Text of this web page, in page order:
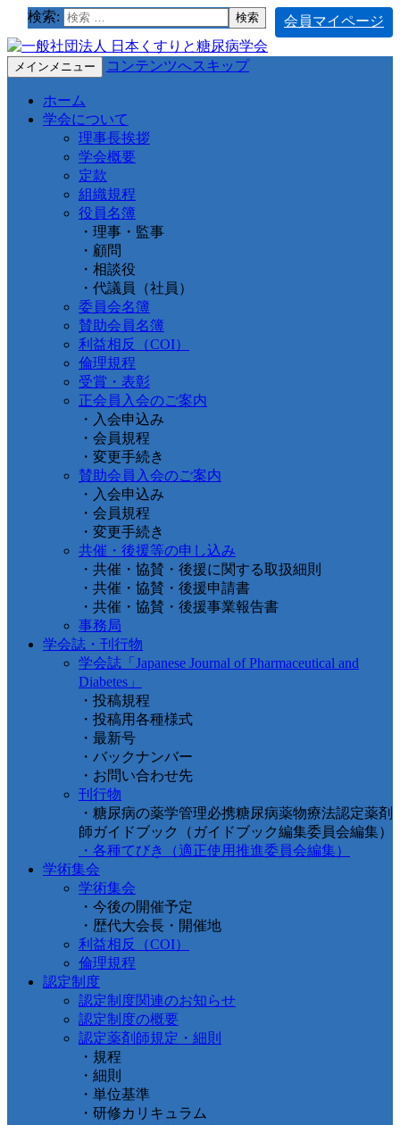
会員マイページ
検索:
メインメニュー コンテンツへスキップ
ホーム
学会について
理事長挨拶
学会概要
定款
組織規程
役員名簿
・理事・監事
・顧問
・相談役
・代議員（社員）
委員会名簿
賛助会員名簿
利益相反（COI）
倫理規程
受賞・表彰
正会員入会のご案内
・入会申込み
・会員規程
・変更手続き
賛助会員入会のご案内
・入会申込み
・会員規程
・変更手続き
共催・後援等の申し込み
・共催・協賛・後援に関する取扱細則
・共催・協賛・後援申請書
・共催・協賛・後援事業報告書
事務局
学会誌・刊行物
学会誌「Japanese Journal of Pharmaceutical and
Diabetes」
・投稿規程
・投稿用各種様式
・最新号
・バックナンバー
・お問い合わせ先
刊行物
・糖尿病の薬学管理必携糖尿病薬物療法認定薬剤
師ガイドブック（ガイドブック編集委員会編集）
・各種てびき（適正使用推進委員会編集）
学術集会
学術集会
・今後の開催予定
・歴代大会長・開催地
利益相反（COI）
倫理規程
認定制度
認定制度関連のお知らせ
認定制度の概要
認定薬剤師規定・細則
・規程
・細則
・単位基準
・研修カリキュラム